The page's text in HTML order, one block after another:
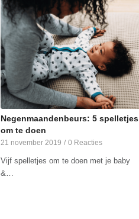
Negenmaandenbeurs: 5 spelletjes
om te doen
21 november 2019 / 0 Reacties
Vijf spelletjes om te doen met je baby
&…